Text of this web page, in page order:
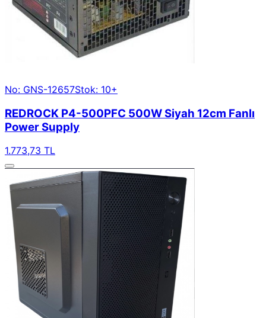
No: GNS-12657Stok: 10+
REDROCK P4-500PFC 500W Siyah 12cm Fanlı
Power Supply
1.773,73 TL